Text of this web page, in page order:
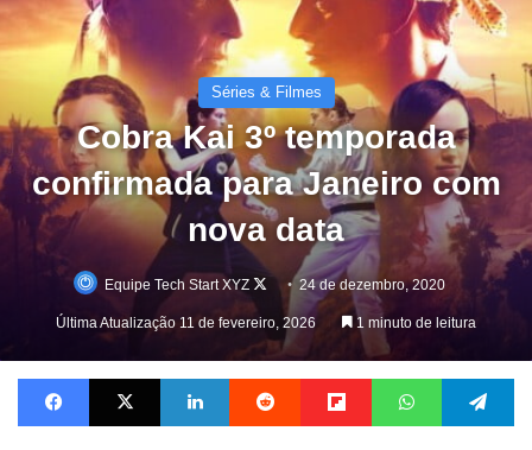
Séries & Filmes
Cobra Kai 3º temporada
confirmada para Janeiro com
nova data
Equipe Tech Start XYZ
Follow
X
24 de dezembro, 2020
Última Atualização 11 de fevereiro, 2026 1 minuto de leitura
Facebook X Linkedin Reddit Flipboard WhatsApp